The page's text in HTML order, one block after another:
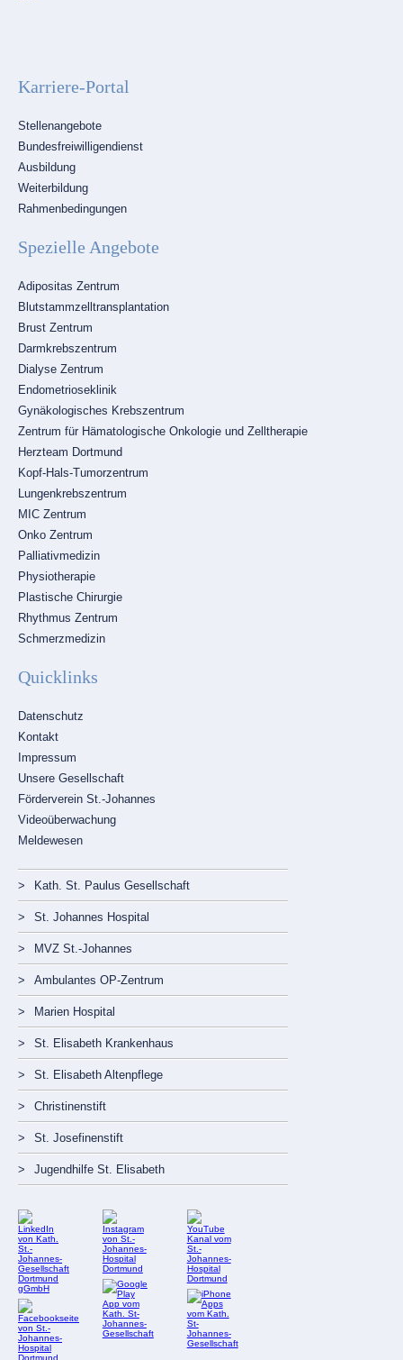
Karriere-Portal
Navigation
überspringen
Stellenangebote
Bundesfreiwilligendienst
Ausbildung
Weiterbildung
Rahmenbedingungen
Spezielle Angebote
Navigation
überspringen
Adipositas Zentrum
Blutstammzelltransplantation
Brust Zentrum
Darmkrebszentrum
Dialyse Zentrum
Endometrioseklinik
Gynäkologisches Krebszentrum
Zentrum für Hämatologische Onkologie und Zelltherapie
Herzteam Dortmund
Kopf-Hals-Tumorzentrum
Lungenkrebszentrum
MIC Zentrum
Onko Zentrum
Palliativmedizin
Physiotherapie
Plastische Chirurgie
Rhythmus Zentrum
Schmerzmedizin
Quicklinks
Navigation
überspringen
Datenschutz
Kontakt
Impressum
Unsere Gesellschaft
Förderverein St.-Johannes
Videoüberwachung
Meldewesen
Navigation
überspringen
Kath. St. Paulus Gesellschaft
St. Johannes Hospital
MVZ St.-Johannes
Ambulantes OP-Zentrum
Marien Hospital
St. Elisabeth Krankenhaus
St. Elisabeth Altenpflege
Christinenstift
St. Josefinenstift
Jugendhilfe St. Elisabeth